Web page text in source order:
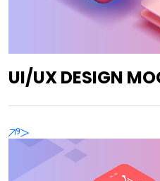
UI/UX DESIGN
'>